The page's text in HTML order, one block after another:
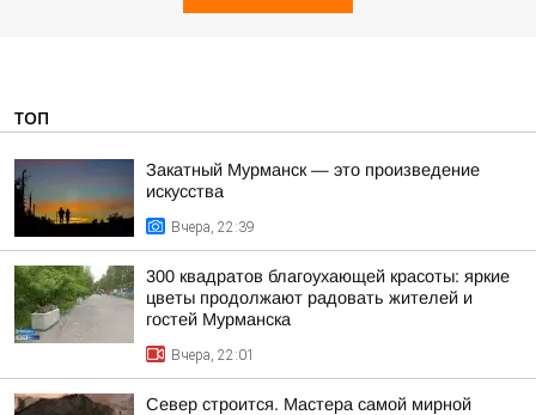
ТОП
Закатный Мурманск — это произведение
искусства
Вчера, 22:39
300 квадратов благоухающей красоты: яркие
цветы продолжают радовать жителей и
гостей Мурманска
Вчера, 22:01
Север строится. Мастера самой мирной